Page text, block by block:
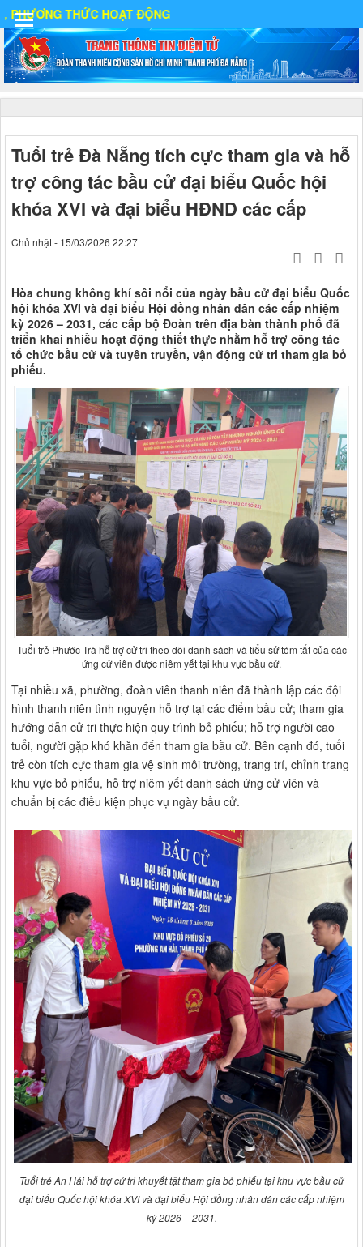
HOẠT ĐỘNG
Tuổi trẻ Đà Nẵng tích cực tham gia và hỗ
trợ công tác bầu cử đại biểu Quốc hội
khóa XVI và đại biểu HĐND các cấp
Chủ nhật - 15/03/2026 22:27
Hòa chung không khí sôi nổi của ngày bầu cử đại biểu Quốc
hội khóa XVI và đại biểu Hội đồng nhân dân các cấp nhiệm
kỳ 2026 – 2031, các cấp bộ Đoàn trên địa bàn thành phố đã
triển khai nhiều hoạt động thiết thực nhằm hỗ trợ công tác
tổ chức bầu cử và tuyên truyền, vận động cử tri tham gia bỏ
phiếu.
Tuổi trẻ Phước Trà hỗ trợ cử tri theo dõi danh sách và tiểu sử tóm tắt của các
ứng cử viên được niêm yết tại khu vực bầu cử.
Tại nhiều xã, phường, đoàn viên thanh niên đã thành lập các đội
hình thanh niên tình nguyện hỗ trợ tại các điểm bầu cử; tham gia
hướng dẫn cử tri thực hiện quy trình bỏ phiếu; hỗ trợ người cao
tuổi, người gặp khó khăn đến tham gia bầu cử. Bên cạnh đó, tuổi
trẻ còn tích cực tham gia vệ sinh môi trường, trang trí, chỉnh trang
khu vực bỏ phiếu, hỗ trợ niêm yết danh sách ứng cử viên và
chuẩn bị các điều kiện phục vụ ngày bầu cử.
Tuổi trẻ An Hải hỗ trợ cử tri khuyết tật tham gia bỏ phiếu tại khu vực bầu cử
đại biểu Quốc hội khóa XVI và đại biểu Hội đồng nhân dân các cấp nhiệm
kỳ 2026 – 2031.